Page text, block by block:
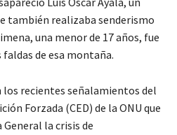
también realizaba senderismo
una menor de 17 años, fue
de esa montaña.
los recientes señalamientos del
Forzada (CED) de la ONU que
la crisis de